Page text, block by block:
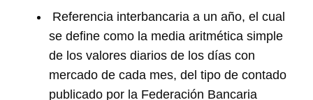
Referencia interbancaria a un año, el cual
se define como la media aritmética simple
de los valores diarios de los días con
mercado de cada mes, del tipo de contado
publicado por la Federación Bancaria